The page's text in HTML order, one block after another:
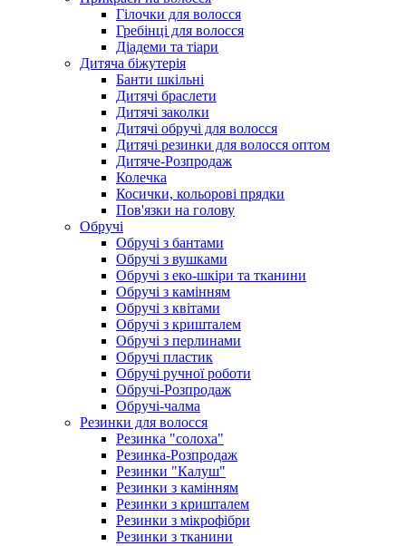
Гілочки для волосся
Гребінці для волосся
Діадеми та тіари
Дитяча біжутерія
Банти шкільні
Дитячі браслети
Дитячі заколки
Дитячі обручі для волосся
Дитячі резинки для волосся оптом
Дитяче-Розпродаж
Колечка
Косички, кольорові прядки
Пов'язки на голову
Обручі
Обручі з бантами
Обручі з вушками
Обручі з еко-шкіри та тканини
Обручі з камінням
Обручі з квітами
Обручі з кришталем
Обручі з перлинами
Обручі пластик
Обручі ручної роботи
Обручі-Розпродаж
Обручі-чалма
Резинки для волосся
Резинка "солоха"
Резинка-Розпродаж
Резинки "Калуш"
Резинки з камінням
Резинки з кришталем
Резинки з мікрофібри
Резинки з тканини